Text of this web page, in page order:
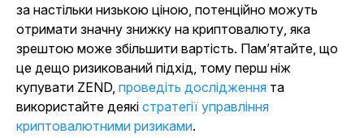
за настільки низькою ціною, потенційно можуть
отримати значну знижку на криптовалюту, яка
зрештою може збільшити вартість. Пам’ятайте, що
це дещо ризикований підхід, тому перш ніж
купувати ZEND, проведіть дослідження та
використайте деякі стратегії управління
криптовалютними ризиками.